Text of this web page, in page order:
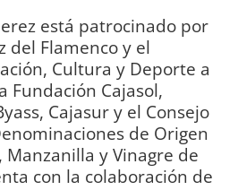
está patrocinado por
del Flamenco y el
Cultura y Deporte a
Fundación Cajasol,
Cajasur y el Consejo
de Origen
Manzanilla y Vinagre de
con la colaboración de